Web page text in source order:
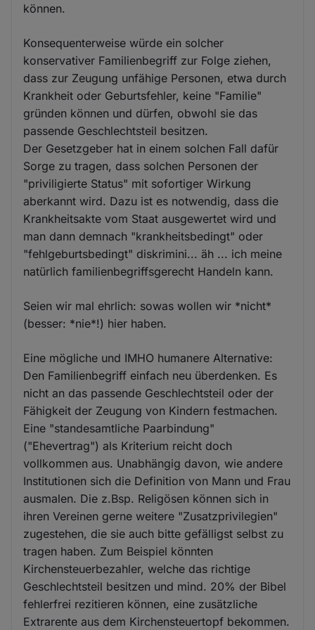
können.
Konsequenterweise würde ein solcher
konservativer Familienbegriff zur Folge ziehen,
dass zur Zeugung unfähige Personen, etwa durch
Krankheit oder Geburtsfehler, keine "Familie"
gründen können und dürfen, obwohl sie das
passende Geschlechtsteil besitzen.
Der Gesetzgeber hat in einem solchen Fall dafür
Sorge zu tragen, dass solchen Personen der
"priviligierte Status" mit sofortiger Wirkung
aberkannt wird. Dazu ist es notwendig, dass die
Krankheitsakte vom Staat ausgewertet wird und
man dann demnach "krankheitsbedingt" oder
"fehlgeburtsbedingt" diskrimini... äh ... ich meine
natürlich familienbegriffsgerecht Handeln kann.
Seien wir mal ehrlich: sowas wollen wir *nicht*
(besser: *nie*!) hier haben.
Eine mögliche und IMHO humanere Alternative:
Den Familienbegriff einfach neu überdenken. Es
nicht an das passende Geschlechtsteil oder der
Fähigkeit der Zeugung von Kindern festmachen.
Eine "standesamtliche Paarbindung"
("Ehevertrag") als Kriterium reicht doch
vollkommen aus. Unabhängig davon, wie andere
Institutionen sich die Definition von Mann und Frau
ausmalen. Die z.Bsp. Religösen können sich in
ihren Vereinen gerne weitere "Zusatzprivilegien"
zugestehen, die sie auch bitte gefälligst selbst zu
tragen haben. Zum Beispiel könnten
Kirchensteuerbezahler, welche das richtige
Geschlechtsteil besitzen und mind. 20% der Bibel
fehlerfrei rezitieren können, eine zusätzliche
Extrarente aus dem Kirchensteuertopf bekommen.